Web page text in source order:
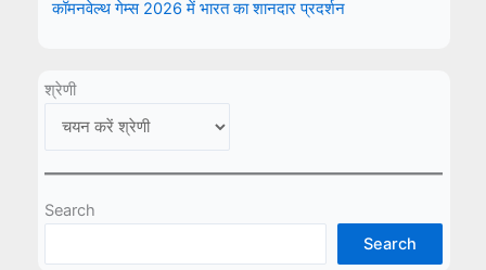
कॉमनवेल्थ गेम्स 2026 में भारत का शानदार प्रदर्शन
श्रेणी
Search
Search